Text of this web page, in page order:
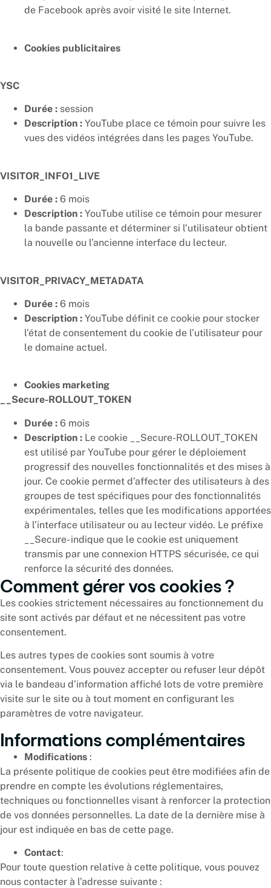
de Facebook après avoir visité le site Internet.
Cookies publicitaires
YSC
Durée : session
Description : YouTube place ce témoin pour suivre les
vues des vidéos intégrées dans les pages YouTube.
VISITOR_INFO1_LIVE
Durée : 6 mois
Description : YouTube utilise ce témoin pour mesurer
la bande passante et déterminer si l’utilisateur obtient
la nouvelle ou l’ancienne interface du lecteur.
VISITOR_PRIVACY_METADATA
Durée : 6 mois
Description : YouTube définit ce cookie pour stocker
l’état de consentement du cookie de l’utilisateur pour
le domaine actuel.
Cookies marketing
__Secure-ROLLOUT_TOKEN
Durée : 6 mois
Description : Le cookie __Secure-ROLLOUT_TOKEN
est utilisé par YouTube pour gérer le déploiement
progressif des nouvelles fonctionnalités et des mises à
jour. Ce cookie permet d’affecter des utilisateurs à des
groupes de test spécifiques pour des fonctionnalités
expérimentales, telles que les modifications apportées
à l’interface utilisateur ou au lecteur vidéo. Le préfixe
__Secure- indique que le cookie est uniquement
transmis par une connexion HTTPS sécurisée, ce qui
renforce la sécurité des données.
Comment gérer vos cookies ?
Les cookies strictement nécessaires au fonctionnement du
site sont activés par défaut et ne nécessitent pas votre
consentement.
Les autres types de cookies sont soumis à votre
consentement. Vous pouvez accepter ou refuser leur dépôt
via le bandeau d’information affiché lots de votre première
visite sur le site ou à tout moment en configurant les
paramètres de votre navigateur.
Informations complémentaires
Modifications :
La présente politique de cookies peut être modifiées afin de
prendre en compte les évolutions réglementaires,
techniques ou fonctionnelles visant à renforcer la protection
de vos données personnelles. La date de la dernière mise à
jour est indiquée en bas de cette page.
Contact:
Pour toute question relative à cette politique, vous pouvez
nous contacter à l’adresse suivante :